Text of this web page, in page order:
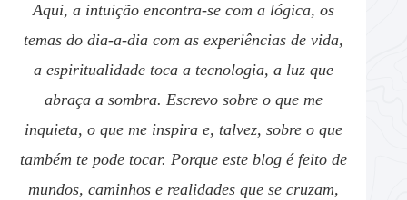
Aqui, a intuição encontra-se com a lógica, os
temas do dia-a-dia com as experiências de vida,
a espiritualidade toca a tecnologia, a luz que
abraça a sombra. Escrevo sobre o que me
inquieta, o que me inspira e, talvez, sobre o que
também te pode tocar. Porque este blog é feito de
mundos, caminhos e realidades que se cruzam,